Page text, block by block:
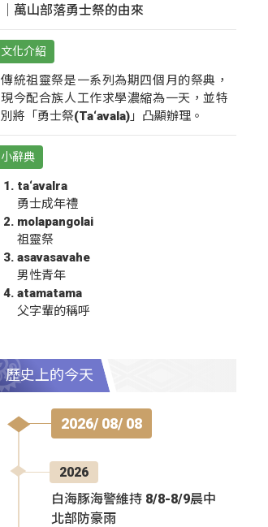
｜萬山部落勇士祭的由來
文化介紹
傳統祖靈祭是一系列為期四個月的祭典，
現今配合族人工作求學濃縮為一天，並特
別將「勇士祭(Ta‘avala)」凸顯辦理。
小辭典
ta‘avalra
勇士成年禮
molapangolai
祖靈祭
asavasavahe
男性青年
atamatama
父字輩的稱呼
歷史上的今天
2026/ 08/ 08
2026
白海豚海警維持 8/8-8/9晨中
北部防豪雨